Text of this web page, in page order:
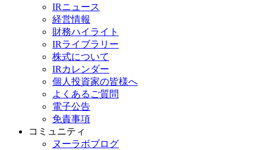
IRニュース
経営情報
財務ハイライト
IRライブラリー
株式について
IRカレンダー
個人投資家の皆様へ
よくあるご質問
電子公告
免責事項
コミュニティ
ヌーラボブログ